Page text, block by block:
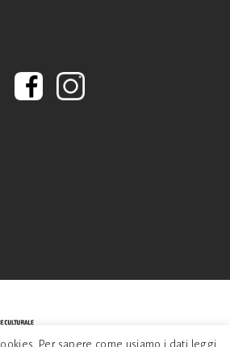
riservati. P.I.04332650375 - C.F. 92047890378
Per sapere come usiamo i dati leggi